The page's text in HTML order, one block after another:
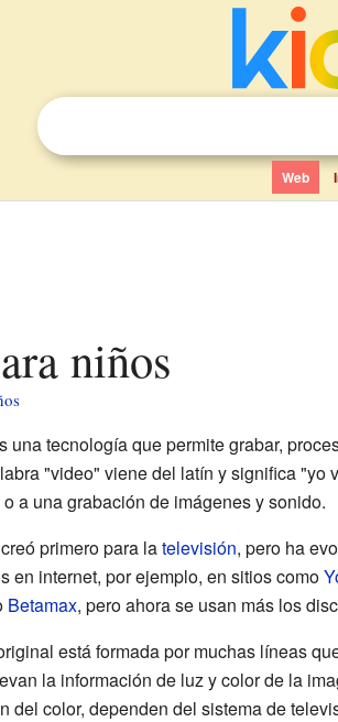
Web
niños
una tecnología que permite grabar,
"video" viene del latín y significa
a una grabación de imágenes y sonido.
primero para latelevisión, pero ha
en internet, por ejemplo, en sitios como
Betamax, pero ahora se usan más los
está formada por muchas líneas
la información de luz y color de la
del color, dependen del sistema de